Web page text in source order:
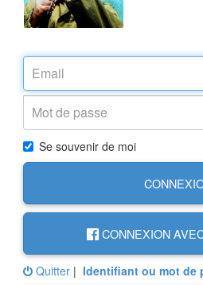
Se souvenir de moi
CONNEXION
Quitter | Identifiant ou mot de